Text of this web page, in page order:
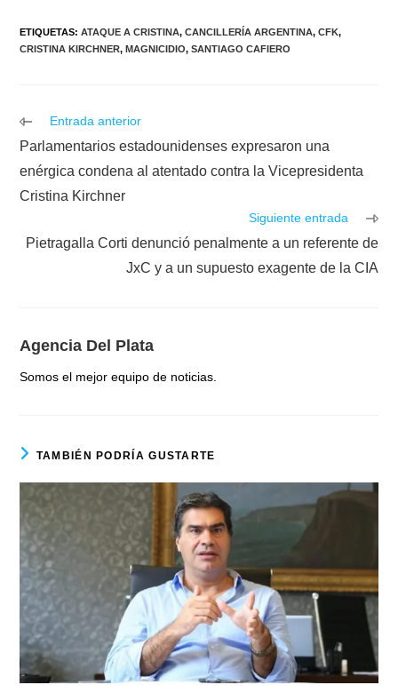
ETIQUETAS:ATAQUE A CRISTINA, CANCILLERÍA ARGENTINA, CFK,
CRISTINA KIRCHNER, MAGNICIDIO, SANTIAGO CAFIERO
Leer
artículos
Entrada anterior
Parlamentarios estadounidenses expresaron una
enérgica condena al atentado contra la Vicepresidenta
Cristina Kirchner
Siguiente entrada
Pietragalla Corti denunció penalmente a un referente de
JxC y a un supuesto exagente de la CIA
Agencia Del Plata
Somos el mejor equipo de noticias.
TAMBIÉN PODRÍA GUSTARTE